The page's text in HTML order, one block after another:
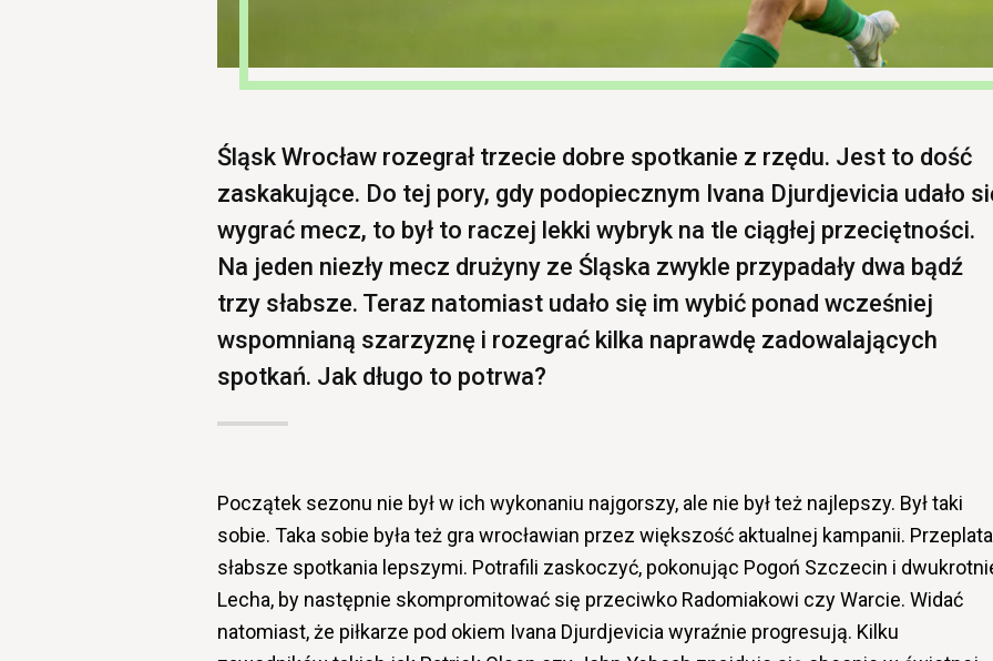
Śląsk Wrocław rozegrał trzecie dobre spotkanie z rzędu. Jest to dość
zaskakujące. Do tej pory, gdy podopiecznym Ivana Djurdjevicia udało
wygrać mecz, to był to raczej lekki wybryk na tle ciągłej przeciętności.
Na jeden niezły mecz drużyny ze Śląska zwykle przypadały dwa bądź
trzy słabsze. Teraz natomiast udało się im wybić ponad wcześniej
wspomnianą szarzyznę i rozegrać kilka naprawdę zadowalających
spotkań. Jak długo to potrwa?
Początek sezonu nie był w ich wykonaniu najgorszy, ale nie był też najlepszy. Był taki
sobie. Taka sobie była też gra wrocławian przez większość aktualnej kampanii.
słabsze spotkania lepszymi. Potrafili zaskoczyć, pokonując Pogoń Szczecin i
Lecha, by następnie skompromitować się przeciwko Radomiakowi czy Warcie. Widać
natomiast, że piłkarze pod okiem Ivana Djurdjevicia wyraźnie progresują. Kilku